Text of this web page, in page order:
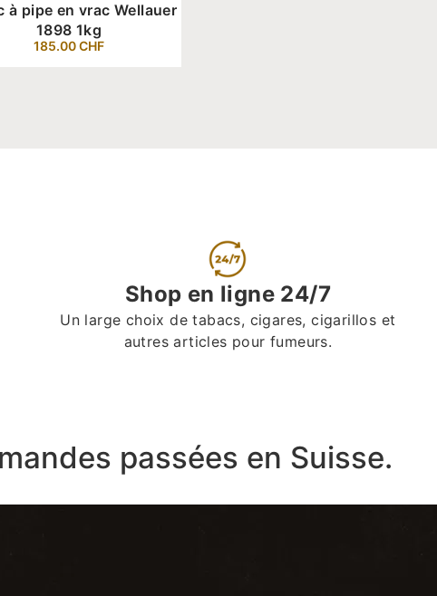
à pipe en vrac Wellauer
1898 1kg
185.00CHF
Shop en ligne 24/7
Un large choix de tabacs, cigares, cigarillos et
autres articles pour fumeurs.
passées en Suisse.